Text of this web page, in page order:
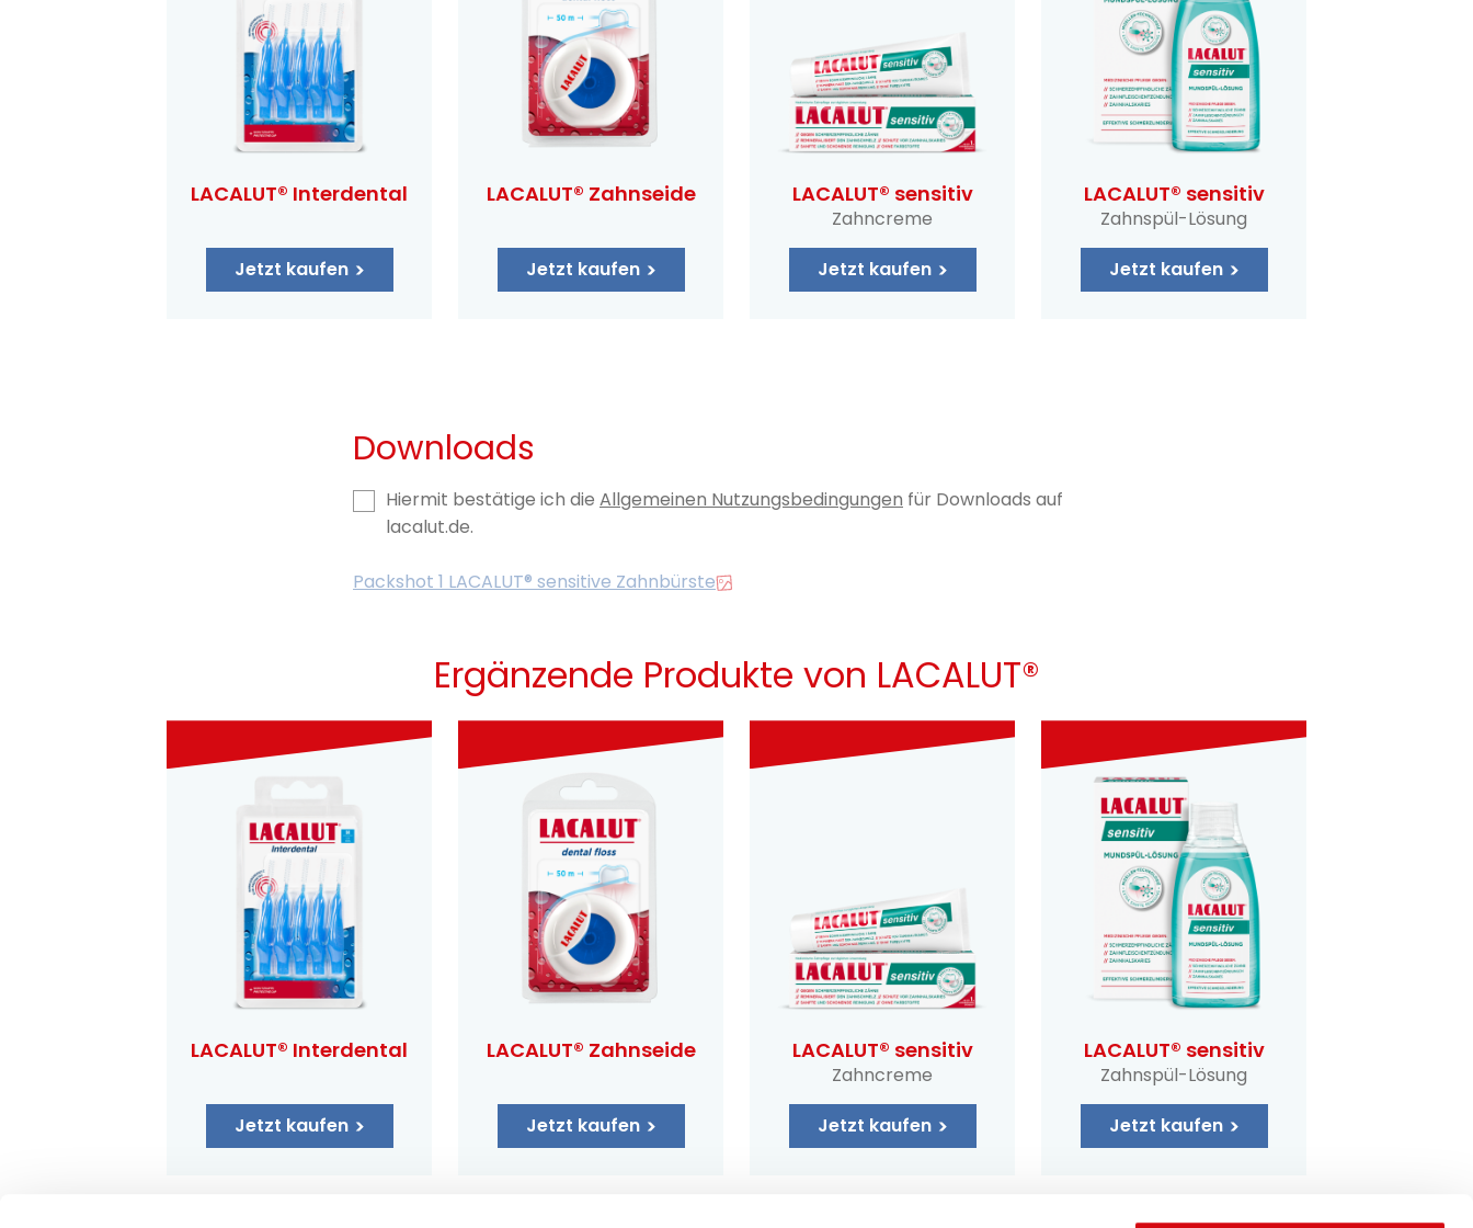
LACALUT® Interdental
Jetzt kaufen
LACALUT® Zahnseide
Jetzt kaufen
LACALUT® sensitiv
Zahncreme
Jetzt kaufen
LACALUT® sensitiv
Zahnspül-Lösung
Jetzt kaufen
Downloads
Hiermit bestätige ich die Allgemeinen Nutzungsbedingungen für Downloads auf
lacalut.de.
Packshot 1 LACALUT® sensitive Zahnbürste
Ergänzende Produkte von LACALUT®
LACALUT® Interdental
Jetzt kaufen
LACALUT® Zahnseide
Jetzt kaufen
LACALUT® sensitiv
Zahncreme
Jetzt kaufen
LACALUT® sensitiv
Zahnspül-Lösung
Jetzt kaufen